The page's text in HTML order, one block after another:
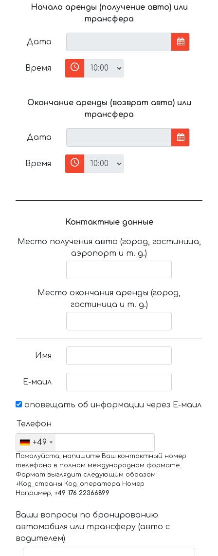
Начало аренды (получение авто) или
трансфера
Дата
Время
Окончание аренды (возврат авто) или
трансфера
Дата
Время
Контактные данные
Место получения авто (город, гостиница,
аэропорт и т. д.)
Место окончания аренды (город,
гостиница и т. д.)
Имя
Е-маил
оповещать об информации через Е-маил
Телефон
+49
Пожалуйста, напишите Ваш контактный номер
телефона в полном международном формате.
Формат выглядит следующим образом:
+Код_страны Код_оператора Номер
Например, +49 176 22366899
Ваши вопросы по бронированию
автомобиля или трансферу (авто с
водителем)